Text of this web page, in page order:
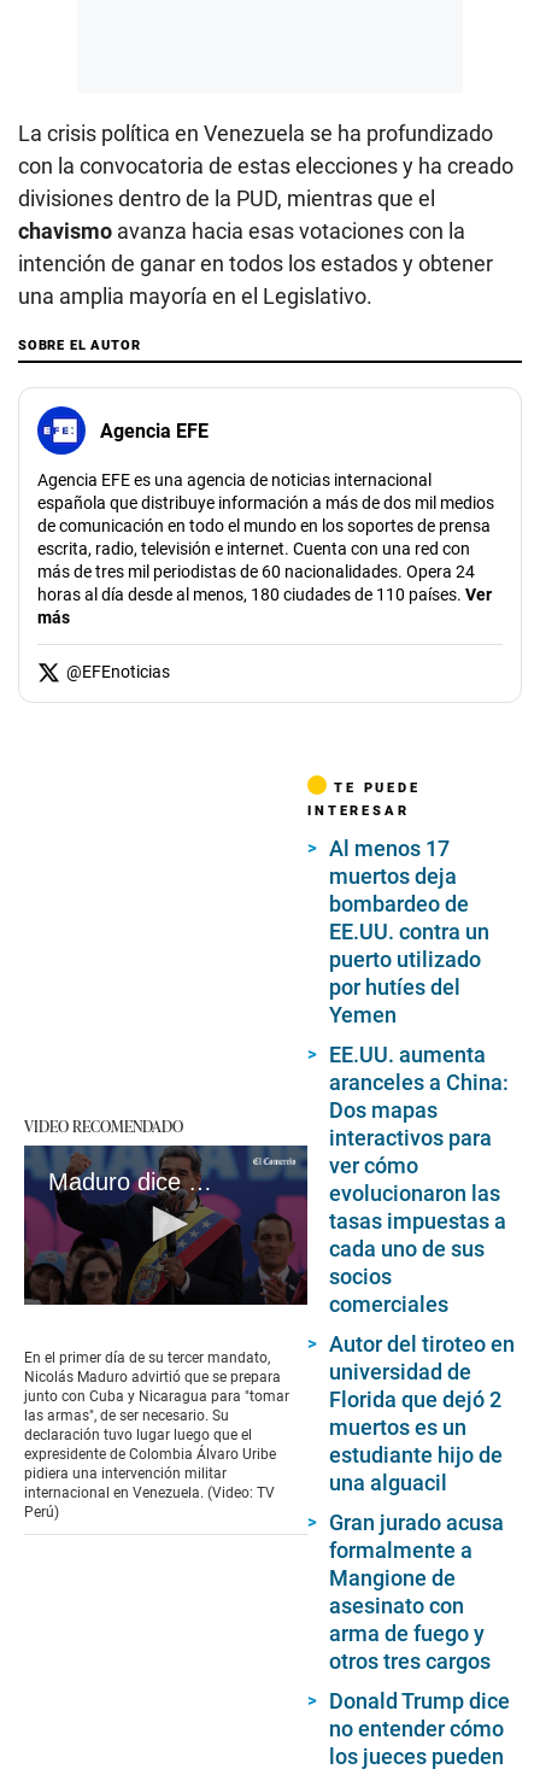
La crisis política en Venezuela se ha profundizado
con la convocatoria de estas elecciones y ha creado
divisiones dentro de la PUD, mientras que el
chavismo avanza hacia esas votaciones con la
intención de ganar en todos los estados y obtener
una amplia mayoría en el Legislativo.
SOBRE EL AUTOR
Agencia EFE
Agencia EFE es una agencia de noticias internacional
española que distribuye información a más de dos mil medios
de comunicación en todo el mundo en los soportes de prensa
escrita, radio, televisión e internet. Cuenta con una red con
más de tres mil periodistas de 60 nacionalidades. Opera 24
horas al día desde al menos, 180 ciudades de 110 países. Ver
más
@EFEnoticias
VIDEO RECOMENDADO
Maduro dice que se prepara con Cuba y Nicaragua para “tomar las armas” ante eventual intervención
of
2
minutes,
22
seconds
En el primer día de su tercer mandato,
Nicolás Maduro advirtió que se prepara
junto con Cuba y Nicaragua para "tomar
las armas", de ser necesario. Su
declaración tuvo lugar luego que el
expresidente de Colombia Álvaro Uribe
pidiera una intervención militar
internacional en Venezuela. (Video: TV
Perú)
TE PUEDE
INTERESAR
Al menos 17
muertos deja
bombardeo de
EE.UU. contra un
puerto utilizado
por hutíes del
Yemen
EE.UU. aumenta
aranceles a China:
Dos mapas
interactivos para
ver cómo
evolucionaron las
tasas impuestas a
cada uno de sus
socios
comerciales
Autor del tiroteo en
universidad de
Florida que dejó 2
muertos es un
estudiante hijo de
una alguacil
Gran jurado acusa
formalmente a
Mangione de
asesinato con
arma de fuego y
otros tres cargos
Donald Trump dice
no entender cómo
los jueces pueden